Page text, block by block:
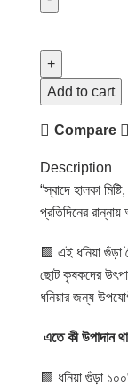
Add to cart
Compare
Description
“স্বাদে হালকা
প্রতিদিনের
🟩 এই ধনিয়া গুঁড়া
ছোট কৃষকদের
ধনিয়ার জন্য
এতে কী উপাদান
🟩 ধনিয়া গুঁড়া